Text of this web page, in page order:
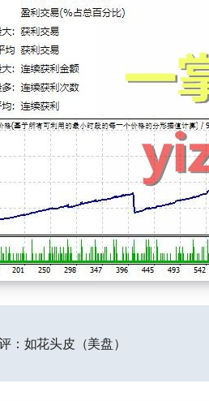
：如花头皮（美盘）